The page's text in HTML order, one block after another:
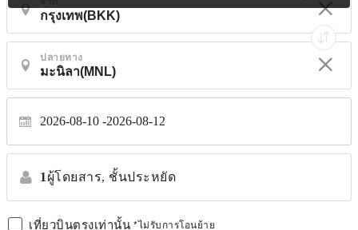
ปลายทาง
2026-08-10 2026-08-12
1 ผู้โดยสาร, ชั้นประหยัด
เที่ยวบินตรงเท่านั้น *ไม่รับการโอนย้าย